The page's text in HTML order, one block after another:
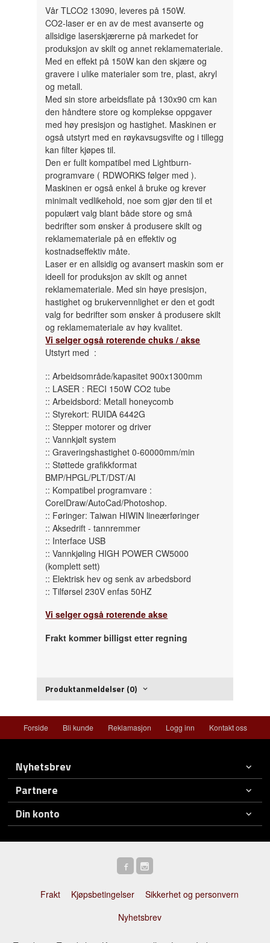
Vår TLCO2 13090, leveres på 150W.
CO2-laser er en av de mest avanserte og
allsidige laserskjærerne på markedet for
produksjon av skilt og annet reklamemateriale.
Med en effekt på 150W kan den skjære og
gravere i ulike materialer som tre, plast, akryl
og metall.
Med sin store arbeidsflate på 130x90 cm kan
den håndtere store og komplekse oppgaver
med høy presisjon og hastighet. Maskinen er
også utstyrt med en røykavsugsvifte og i tillegg
kan filter kjøpes til.
Den er fullt kompatibel med Lightburn-
programvare ( RDWORKS følger med ).
Maskinen er også enkel å bruke og krever
minimalt vedlikehold, noe som gjør den til et
populært valg blant både store og små
bedrifter som ønsker å produsere skilt og
reklamemateriale på en effektiv og
kostnadseffektiv måte.
Laser er en allsidig og avansert maskin som er
ideell for produksjon av skilt og annet
reklamemateriale. Med sin høye presisjon,
hastighet og brukervennlighet er den et godt
valg for bedrifter som ønsker å produsere skilt
og reklamemateriale av høy kvalitet.
Vi selger også roterende chuks / akse
Utstyrt med :
:: Arbeidsområde/kapasitet 900x1300mm
:: LASER : RECI 150W CO2 tube
:: Arbeidsbord: Metall honeycomb
:: Styrekort: RUIDA 6442G
:: Stepper motorer og driver
:: Vannkjølt system
:: Graveringshastighet 0-60000mm/min
:: Støttede grafikkformat
BMP/HPGL/PLT/DST/AI
:: Kompatibel programvare :
CorelDraw/AutoCad/Photoshop.
:: Føringer: Taiwan HIWIN lineærføringer
:: Aksedrift - tannremmer
:: Interface USB
:: Vannkjøling HIGH POWER CW5000
(komplett sett)
:: Elektrisk hev og senk av arbedsbord
:: Tilførsel 230V enfas 50HZ
Vi selger også roterende akse
Frakt kommer billigst etter regning
Produktanmeldelser (0)
Forside Bli kunde Reklamasjon Logg inn Kontakt oss
Nyhetsbrev
Partnere
Din konto
Frakt Kjøpsbetingelser
Sikkerhet og personvern
Nyhetsbrev